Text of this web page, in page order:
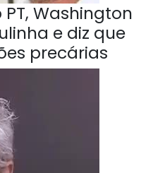
Washington
e diz que
precárias